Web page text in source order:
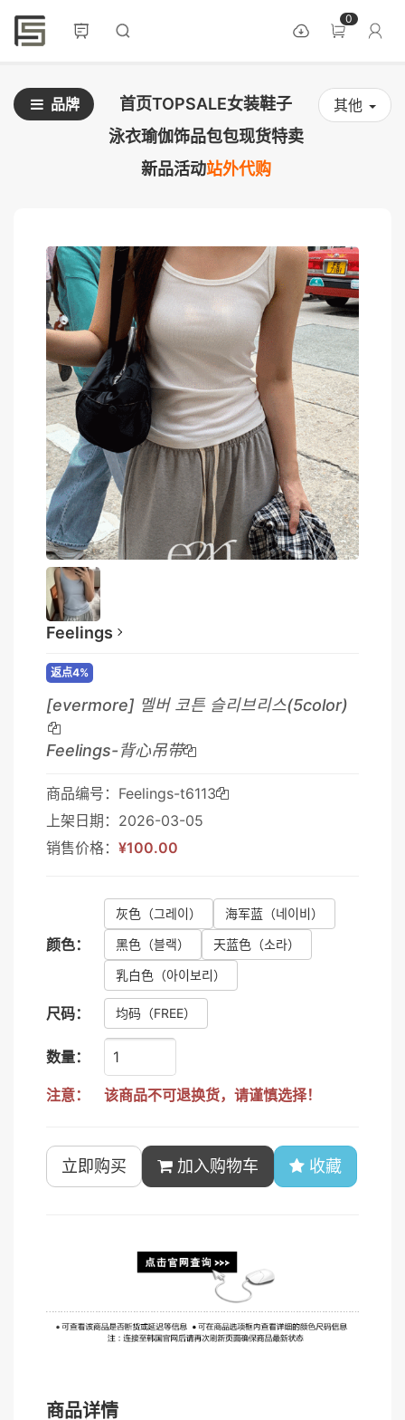
0
品牌 首页TOPSALE女装鞋子
泳衣瑜伽饰品包包现货特卖
新品活动站外代购
其他
Feelings
返点4%
[evermore] 멜버 코튼 슬리브리스(5color)
Feelings-背心吊带
商品编号：Feelings-t6113
上架日期：2026-03-05
销售价格： ¥100.00
颜色：
灰色 （그레이） 海军蓝 （네이비）
黑色 （블랙） 天蓝色 （소라）
乳白色 （아이보리）
尺码： 均码 （FREE）
数量：
注意： 该商品不可退换货，请谨慎选择！
立即购买 加入购物车 收藏
商品详情